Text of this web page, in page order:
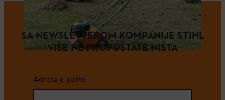
SA NEWSLETTEROM KOMPANIJE STIHL
VIŠE NE PROPUŠTATE NIŠTA
Adresa e-pošte